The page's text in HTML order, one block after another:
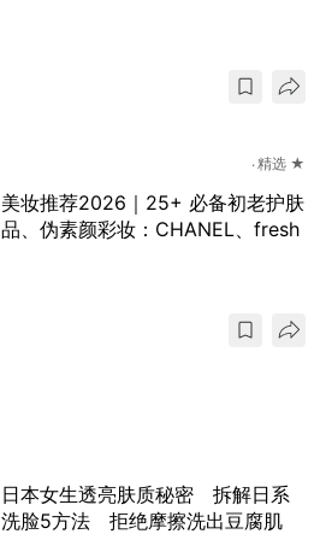
精选 ★
美妆推荐2026｜25+ 必备初老护肤
品、伪素颜彩妆：CHANEL、fresh
日本女生透亮肤质秘密 拆解日系
洗脸5方法 拒绝摩擦洗出豆腐肌